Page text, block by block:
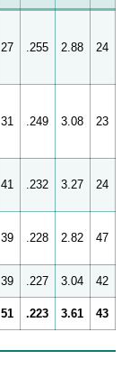
27 .255 2.88 24
31 .249 3.08 23
41 .232 3.27 24
39 .228 2.82 47
39 .227 3.04 42
51 .223 3.61 43